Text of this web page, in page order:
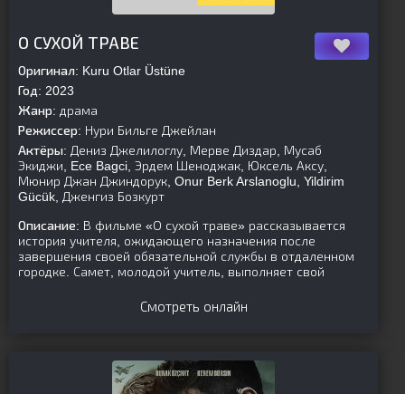
О СУХОЙ ТРАВЕ
Оригинал: Kuru Otlar Üstüne
Год: 2023
Жанр: драма
Режиссер: Нури Бильге Джейлан
Актёры: Дениз Джелилоглу, Мерве Диздар, Мусаб
Экиджи, Ece Bagci, Эрдем Шеноджак, Юксель Аксу,
Мюнир Джан Джиндорук, Onur Berk Arslanoglu, Yildirim
Gücük, Дженгиз Бозкурт
Описание: В фильме «О сухой траве» рассказывается
история учителя, ожидающего назначения после
завершения своей обязательной службы в отдаленном
городке. Самет, молодой учитель, выполняет свой
Смотреть онлайн